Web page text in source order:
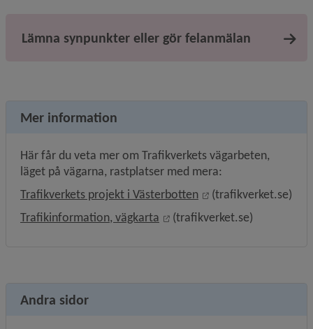
Lämna synpunkter eller gör felanmälan
Mer information
Här får du veta mer om Trafikverkets vägarbeten,
läget på vägarna, rastplatser med mera:
Trafikverkets projekt i Västerbotten
Länk till annan
(trafikverket.se)
Trafikinformation, vägkarta
Länk till annan webbplats,
(trafikverket.se)
Andra sidor